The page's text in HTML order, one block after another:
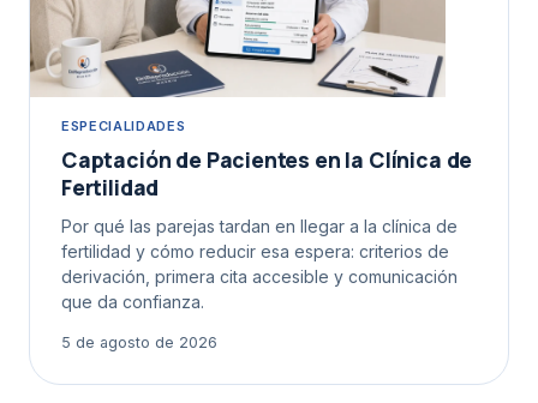
ESPECIALIDADES
Captación de Pacientes en la Clínica de
Fertilidad
Por qué las parejas tardan en llegar a la clínica de
fertilidad y cómo reducir esa espera: criterios de
derivación, primera cita accesible y comunicación
que da confianza.
5 de agosto de 2026